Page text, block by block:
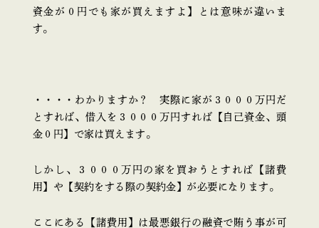
資金が０円でも家が買えますよ】とは意味が違いま
す。
・・・・わかりますか？ 実際に家が３０００万円だ
とすれば、借入を３０００万円すれば【自己資金、頭
金０円】で家は買えます。
しかし、３０００万円の家を買おうとすれば【諸費
用】や【契約をする際の契約金】が必要になります。
ここにある【諸費用】は最悪銀行の融資で賄う事が可